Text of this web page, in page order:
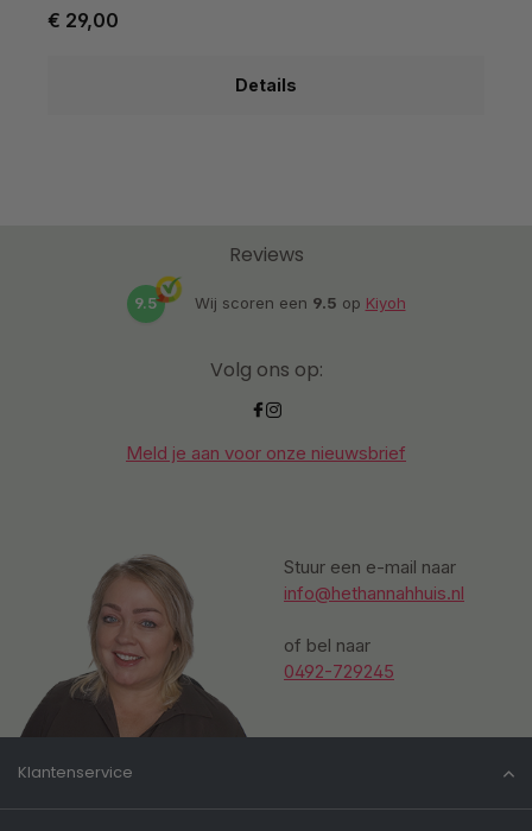
€ 29,00
Details
Stuur een e-mail naar
info@hethannahhuis.nl
of bel naar
0492-729245
Reviews
9.5 Wij scoren een 9.5 op Kiyoh
Volg ons op:
Meld je aan voor onze nieuwsbrief
Klantenservice